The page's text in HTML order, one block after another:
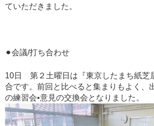
ていただきました。
⚫︎会議/打ち合わせ
10日 第２土曜日は『東京したまち紙芝
合です。前回と比べると集まりもよく、
の練習会•意見の交換会となりました。